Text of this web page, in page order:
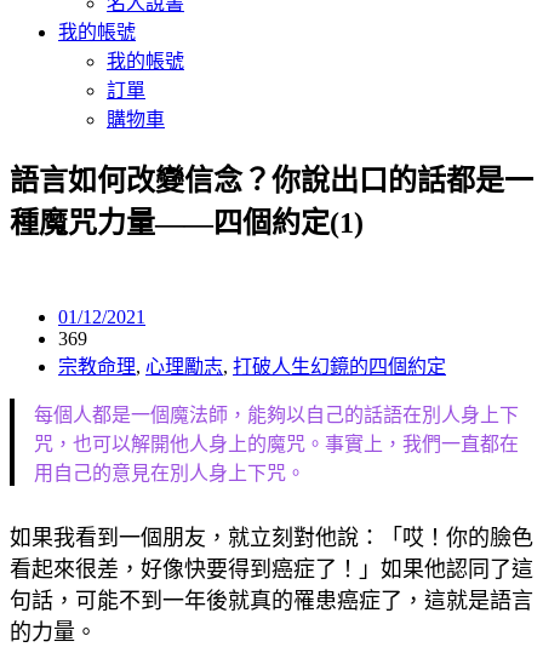
我的帳號
我的帳號
訂單
購物車
語言如何改變信念？你說出口的話都是一
種魔咒力量——四個約定(1)
01/12/2021
369
宗教命理, 心理勵志, 打破人生幻鏡的四個約定
每個人都是一個魔法師，能夠以自己的話語在別人身上下
咒，也可以解開他人身上的魔咒。事實上，我們一直都在
用自己的意見在別人身上下咒。
如果我看到一個朋友，就立刻對他說：「哎！你的臉色
看起來很差，好像快要得到癌症了！」如果他認同了這
句話，可能不到一年後就真的罹患癌症了，這就是語言
的力量。